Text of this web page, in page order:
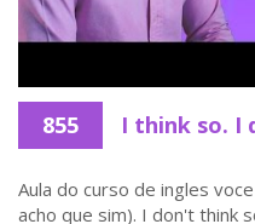
855 I think so. I
Aula do curso de ingles
acho que sim). I don't think